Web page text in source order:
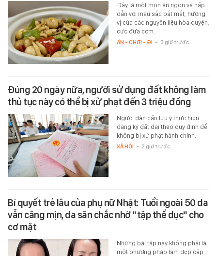
Đây là một món ăn ngon và hấp
dẫn với màu sắc bắt mắt, hương
vị của các nguyên liệu hòa quyện,
cực đưa cơm.
ĂN - CHƠI - ĐI - 3 giờ trước
Đúng 20 ngày nữa, người sử dụng đất không làm
thủ tục này có thể bị xử phạt đến 3 triệu đồng
Người dân cần lưu ý thực hiện
đăng ký đất đai theo quy định để
không bị xử phạt hành chính.
XÃ HỘI - 2 giờ trước
Bí quyết trẻ lâu của phụ nữ Nhật: Tuổi ngoài 50 da
vẫn căng mịn, da săn chắc nhờ "tập thể dục" cho
cơ mặt
Những bài tập này không phải là
một phương pháp làm đẹp cấp